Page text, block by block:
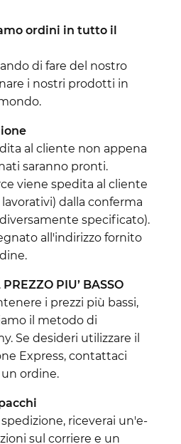
ordini in tutto il
di fare del nostro
i nostri prodotti in
al cliente non appena
saranno pronti.
viene spedita al cliente
dalla conferma
specificato).
all'indirizzo fornito
PIU’ BASSO
i prezzi più bassi,
il metodo di
Se desideri utilizzare il
Express, contattaci
ordine.
riceverai un'e-
sul corriere e un